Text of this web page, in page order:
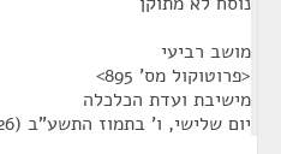
מושב רביעי
<פרוטוקול מס' 895>
מישיבת ועדת הכלכלה
יום שלישי, ו' בתמוז התשע"ב (26 ביוני 2012), שעה 10:00